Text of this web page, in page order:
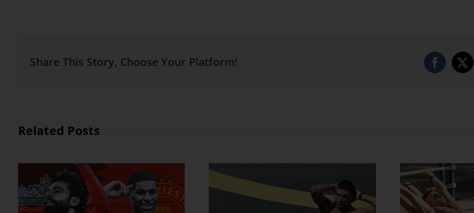
Share This Story, Choose Your Platform! Facebook
X
Related Posts